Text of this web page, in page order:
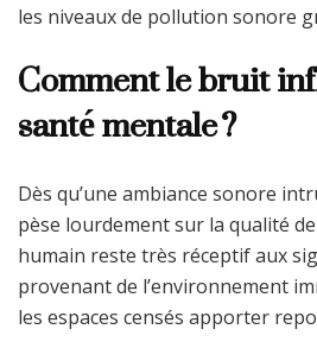
les niveaux de pollution sonore
Comment le bruit
santé mentale ?
Dès qu’une ambiance sonore
pèse lourdement sur la qualité
humain reste très réceptif aux
provenant de l’environnement
les espaces censés apporter